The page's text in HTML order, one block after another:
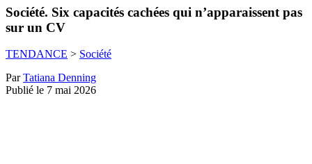
Société. Six capacités cachées qui n’apparaissent pas
sur un CV
TENDANCE > Société
ParTatiana Denning
Publié le 7 mai 2026